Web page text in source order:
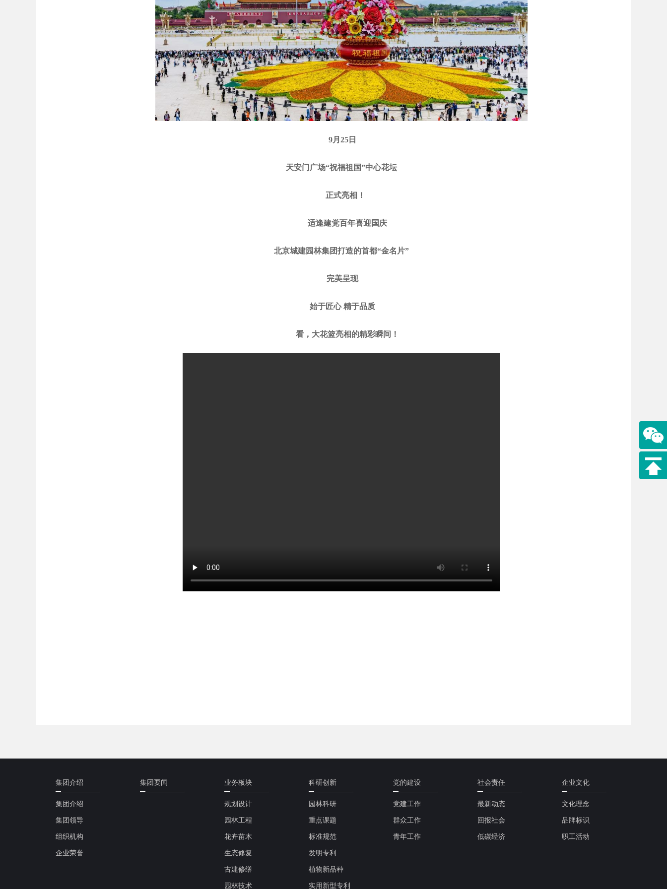
9月25日
天安门广场“祝福祖国”中心花坛
正式亮相！
适逢建党百年喜迎国庆
北京城建园林集团打造的首都“金名片”
完美呈现
始于匠心 精于品质
看，大花篮亮相的精彩瞬间！
集团介绍
集团介绍
集团领导
组织机构
企业荣誉
集团要闻 业务板块
规划设计
园林工程
花卉苗木
生态修复
古建修缮
园林技术
科研创新
园林科研
重点课题
标准规范
发明专利
植物新品种
实用新型专利
党的建设
党建工作
群众工作
青年工作
社会责任
最新动态
回报社会
低碳经济
企业文化
文化理念
品牌标识
职工活动